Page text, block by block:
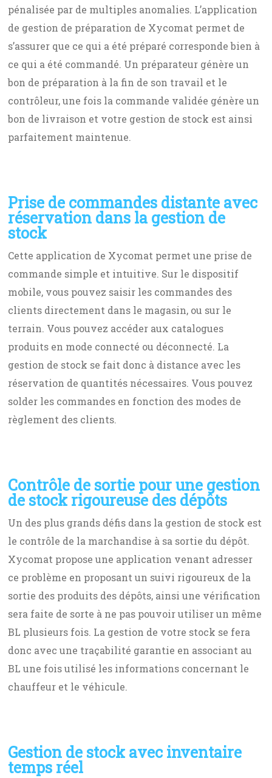
pénalisée par de multiples anomalies. L’application
de gestion de préparation de Xycomat permet de
s’assurer que ce qui a été préparé corresponde bien à
ce qui a été commandé. Un préparateur génère un
bon de préparation à la fin de son travail et le
contrôleur, une fois la commande validée génère un
bon de livraison et votre gestion de stock est ainsi
parfaitement maintenue.
Prise de commandes distante avec
réservation dans la gestion de
stock
Cette application de Xycomat permet une prise de
commande simple et intuitive. Sur le dispositif
mobile, vous pouvez saisir les commandes des
clients directement dans le magasin, ou sur le
terrain. Vous pouvez accéder aux catalogues
produits en mode connecté ou déconnecté. La
gestion de stock se fait donc à distance avec les
réservation de quantités nécessaires. Vous pouvez
solder les commandes en fonction des modes de
règlement des clients.
Contrôle de sortie pour une gestion
de stock rigoureuse des dépôts
Un des plus grands défis dans la gestion de stock est
le contrôle de la marchandise à sa sortie du dépôt.
Xycomat propose une application venant adresser
ce problème en proposant un suivi rigoureux de la
sortie des produits des dépôts, ainsi une vérification
sera faite de sorte à ne pas pouvoir utiliser un même
BL plusieurs fois. La gestion de votre stock se fera
donc avec une traçabilité garantie en associant au
BL une fois utilisé les informations concernant le
chauffeur et le véhicule.
Gestion de stock avec inventaire
temps réel